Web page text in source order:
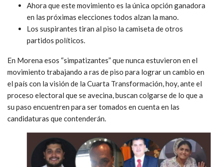
Ahora que este movimiento es la única opción ganadora
en las próximas elecciones todos alzan la mano.
Los suspirantes tiran al piso la camiseta de otros
partidos políticos.
En Morena esos “simpatizantes” que nunca estuvieron en el
movimiento trabajando a ras de piso para lograr un cambio en
el país con la visión de la Cuarta Transformación, hoy, ante el
proceso electoral que se avecina, buscan colgarse de lo que a
su paso encuentren para ser tomados en cuenta en las
candidaturas que contenderán.